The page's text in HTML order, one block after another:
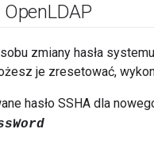
LDAP
zmiany hasła
je zresetować,
hasło SSHA dla